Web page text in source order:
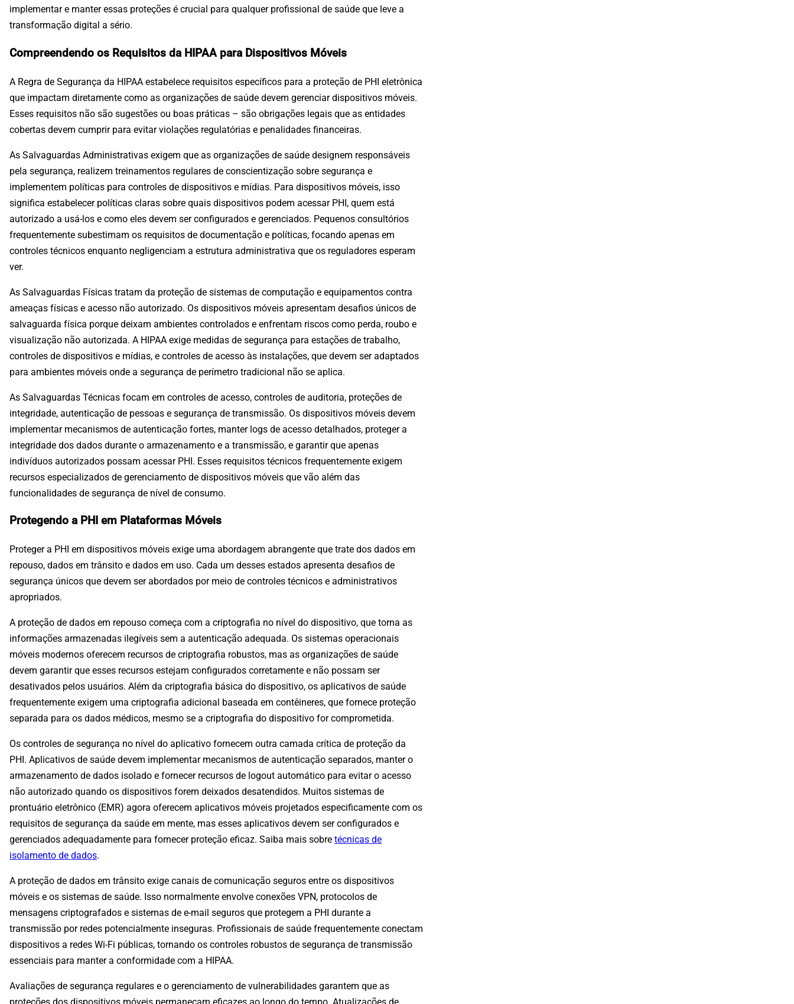
implementar e manter essas proteções é crucial para qualquer profissional de saúde que leve a
transformação digital a sério.
Compreendendo os Requisitos da HIPAA para Dispositivos Móveis
A Regra de Segurança da HIPAA estabelece requisitos específicos para a proteção de PHI eletrônica
que impactam diretamente como as organizações de saúde devem gerenciar dispositivos móveis.
Esses requisitos não são sugestões ou boas práticas – são obrigações legais que as entidades
cobertas devem cumprir para evitar violações regulatórias e penalidades financeiras.
As Salvaguardas Administrativas exigem que as organizações de saúde designem responsáveis
pela segurança, realizem treinamentos regulares de conscientização sobre segurança e
implementem políticas para controles de dispositivos e mídias. Para dispositivos móveis, isso
significa estabelecer políticas claras sobre quais dispositivos podem acessar PHI, quem está
autorizado a usá-los e como eles devem ser configurados e gerenciados. Pequenos consultórios
frequentemente subestimam os requisitos de documentação e políticas, focando apenas em
controles técnicos enquanto negligenciam a estrutura administrativa que os reguladores esperam
ver.
As Salvaguardas Físicas tratam da proteção de sistemas de computação e equipamentos contra
ameaças físicas e acesso não autorizado. Os dispositivos móveis apresentam desafios únicos de
salvaguarda física porque deixam ambientes controlados e enfrentam riscos como perda, roubo e
visualização não autorizada. A HIPAA exige medidas de segurança para estações de trabalho,
controles de dispositivos e mídias, e controles de acesso às instalações, que devem ser adaptados
para ambientes móveis onde a segurança de perímetro tradicional não se aplica.
As Salvaguardas Técnicas focam em controles de acesso, controles de auditoria, proteções de
integridade, autenticação de pessoas e segurança de transmissão. Os dispositivos móveis devem
implementar mecanismos de autenticação fortes, manter logs de acesso detalhados, proteger a
integridade dos dados durante o armazenamento e a transmissão, e garantir que apenas
indivíduos autorizados possam acessar PHI. Esses requisitos técnicos frequentemente exigem
recursos especializados de gerenciamento de dispositivos móveis que vão além das
funcionalidades de segurança de nível de consumo.
Protegendo a PHI em Plataformas Móveis
Proteger a PHI em dispositivos móveis exige uma abordagem abrangente que trate dos dados em
repouso, dados em trânsito e dados em uso. Cada um desses estados apresenta desafios de
segurança únicos que devem ser abordados por meio de controles técnicos e administrativos
apropriados.
A proteção de dados em repouso começa com a criptografia no nível do dispositivo, que torna as
informações armazenadas ilegíveis sem a autenticação adequada. Os sistemas operacionais
móveis modernos oferecem recursos de criptografia robustos, mas as organizações de saúde
devem garantir que esses recursos estejam configurados corretamente e não possam ser
desativados pelos usuários. Além da criptografia básica do dispositivo, os aplicativos de saúde
frequentemente exigem uma criptografia adicional baseada em contêineres, que fornece proteção
separada para os dados médicos, mesmo se a criptografia do dispositivo for comprometida.
Os controles de segurança no nível do aplicativo fornecem outra camada crítica de proteção da
PHI. Aplicativos de saúde devem implementar mecanismos de autenticação separados, manter o
armazenamento de dados isolado e fornecer recursos de logout automático para evitar o acesso
não autorizado quando os dispositivos forem deixados desatendidos. Muitos sistemas de
prontuário eletrônico (EMR) agora oferecem aplicativos móveis projetados especificamente com os
requisitos de segurança da saúde em mente, mas esses aplicativos devem ser configurados e
gerenciados adequadamente para fornecer proteção eficaz. Saiba mais sobre técnicas de
isolamento de dados.
A proteção de dados em trânsito exige canais de comunicação seguros entre os dispositivos
móveis e os sistemas de saúde. Isso normalmente envolve conexões VPN, protocolos de
mensagens criptografados e sistemas de e-mail seguros que protegem a PHI durante a
transmissão por redes potencialmente inseguras. Profissionais de saúde frequentemente conectam
dispositivos a redes Wi-Fi públicas, tornando os controles robustos de segurança de transmissão
essenciais para manter a conformidade com a HIPAA.
Avaliações de segurança regulares e o gerenciamento de vulnerabilidades garantem que as